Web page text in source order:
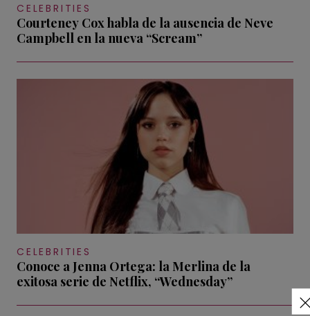
CELEBRITIES
Courteney Cox habla de la ausencia de Neve
Campbell en la nueva “Scream”
CELEBRITIES
Conoce a Jenna Ortega: la Merlina de la
exitosa serie de Netflix, “Wednesday”